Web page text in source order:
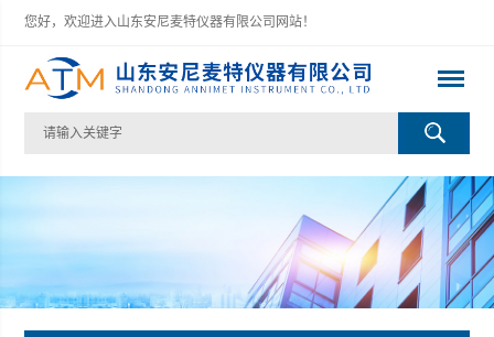
您好，欢迎进入山东安尼麦特仪器有限公司网站！